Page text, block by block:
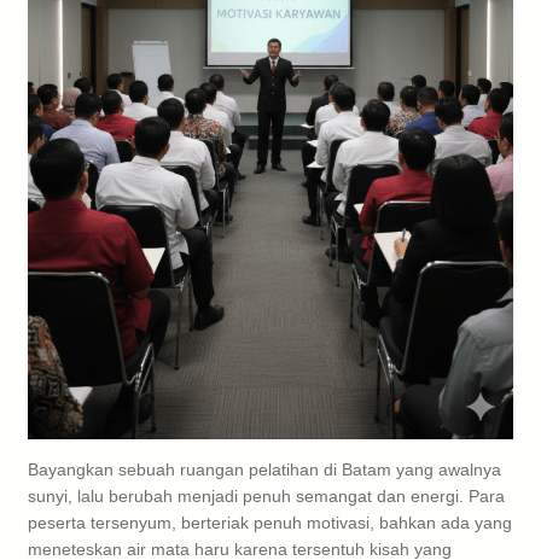
Bayangkan sebuah ruangan pelatihan di Batam yang awalnya
sunyi, lalu berubah menjadi penuh semangat dan energi. Para
peserta tersenyum, berteriak penuh motivasi, bahkan ada yang
meneteskan air mata haru karena tersentuh kisah yang